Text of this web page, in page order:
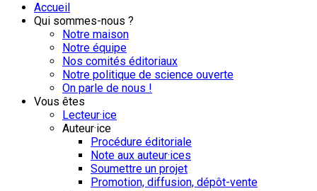
Accueil
Qui sommes-nous ?
Notre maison
Notre équipe
Nos comités éditoriaux
Notre politique de science ouverte
On parle de nous !
Vous êtes
Lecteur·ice
Auteur·ice
Procédure éditoriale
Note aux auteur·ices
Soumettre un projet
Promotion, diffusion, dépôt-vente